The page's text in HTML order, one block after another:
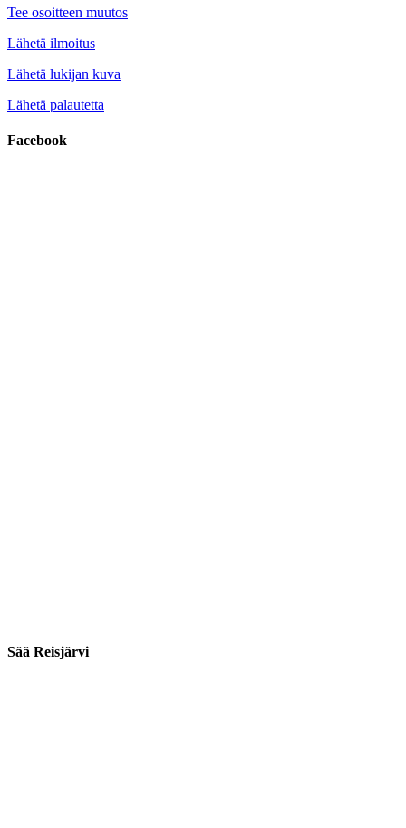
Tee osoitteen muutos
Lähetä ilmoitus
Lähetä lukijan kuva
Lähetä palautetta
Facebook
Sää Reisjärvi